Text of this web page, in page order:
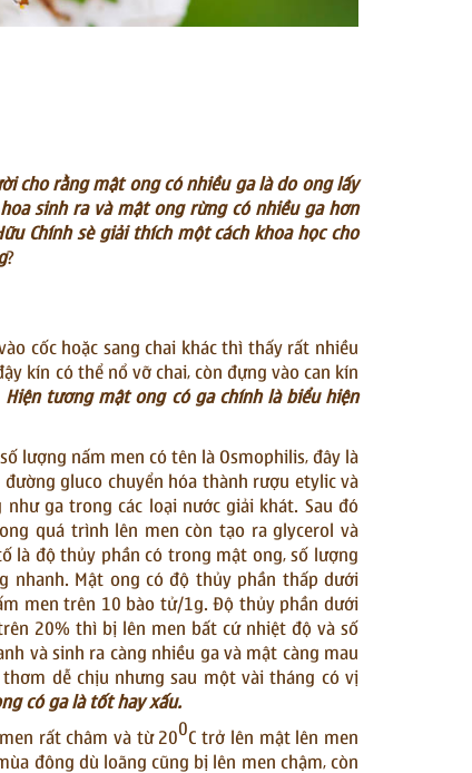
cho rằng mật ong có nhiều ga là do ong lấy
sinh ra và mật ong rừng có nhiều ga hơn
Chính sè giải thích một cách khoa học cho
?
cốc hoặc sang chai khác thì thấy rất nhiều
kín có thể nổ vỡ chai, còn đựng vào can kín
Hiện tương mật ong có ga chính là biểu hiện
lượng nấm men có tên là Osmophilis, đây là
gluco chuyển hóa thành rượu etylic và
ga trong các loại nước giải khát. Sau đó
quá trình lên men còn tạo ra glycerol và
là độ thủy phần có trong mật ong, số lượng
nhanh. Mật ong có độ thủy phần thấp dưới
men trên 10 bào tử/1g. Độ thủy phần dưới
20% thì bị lên men bất cứ nhiệt độ và số
và sinh ra càng nhiều ga và mật càng mau
dễ chịu nhưng sau một vài tháng có vị
có ga là tốt hay xấu.
rất châm và từ 20
0
C trở lên mật lên men
đông dù loãng cũng bị lên men chậm, còn